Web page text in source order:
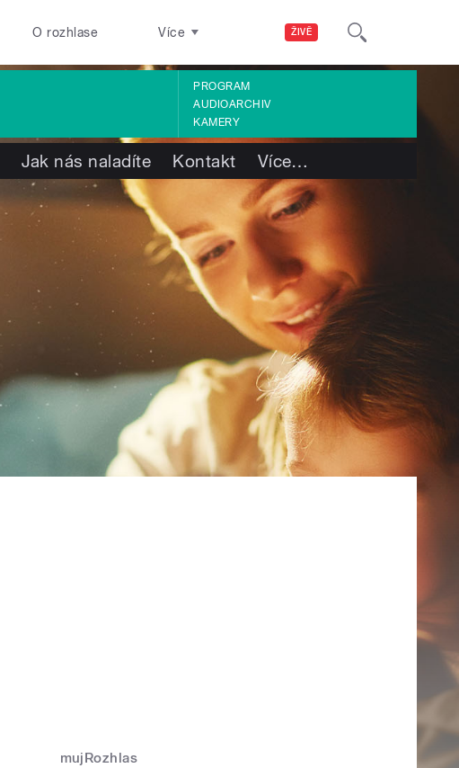
ŽIVĚ
O rozhlase Více
PROGRAM
AUDIOARCHIV
KAMERY
Jak nás naladíte Kontakt Více…
mujRozhlas